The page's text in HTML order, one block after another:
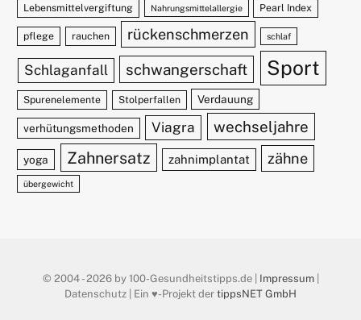
Lebensmittelvergiftung Nahrungsmittelallergie Pearl Index
pflege rauchen rückenschmerzen schlaf
Schlaganfall schwangerschaft Sport
Spurenelemente Stolperfallen Verdauung
verhütungsmethoden Viagra wechseljahre
yoga Zahnersatz zahnimplantat zähne
übergewicht
© 2004 - 2026 by 100-Gesundheitstipps.de | Impressum|
Datenschutz | Ein ♥️-Projekt der tippsNET GmbH